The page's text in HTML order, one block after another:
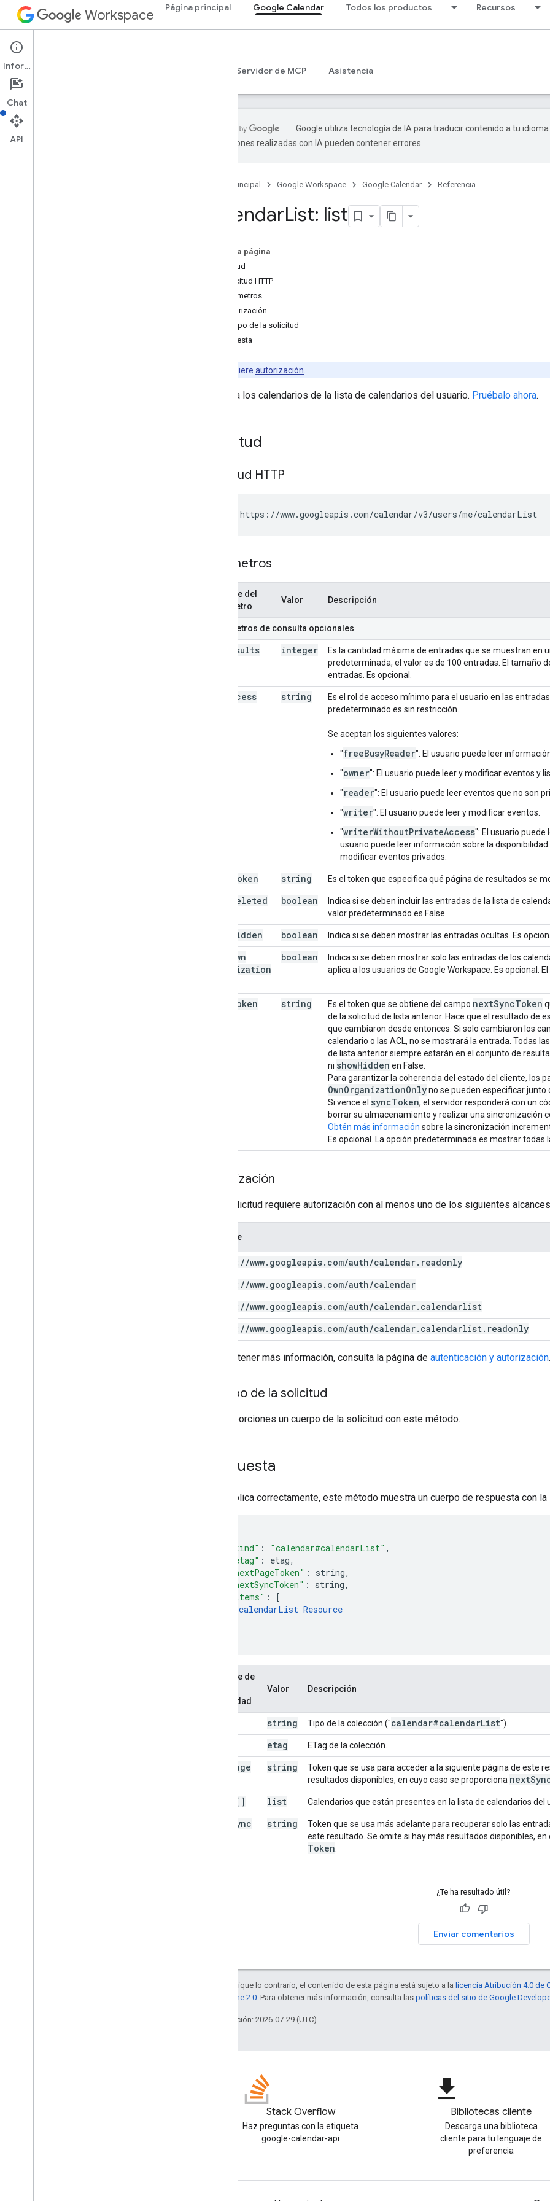
Workspace Página principal Google Calendar Todos los productos Recursos
Google Calendar
Descripción general Servidor de MCP Asistencia
Google utiliza tecnología de IA para traducir contenido a tu
traducciones realizadas con IA pueden contener errores.
Página principal Google Workspace Google Calendar Referencia
CalendarList: list
En esta página
Solicitud
Solicitud HTTP
Parámetros
Autorización
Cuerpo de la solicitud
Respuesta
Requiere autorización
Muestra los calendarios de la lista de calendarios del usuario. Pruébalo ahora.
Solicitud
Solicitud HTTP
GET https://www.googleapis.com/calendar/v3/users/me/calendarList
Parámetros
Nombre del
parámetro
Valor Descripción
Parámetros de consulta opcionales
Results integer
Es la cantidad máxima de entradas que se muestran en
predeterminada, el valor es de 100 entradas. El tamaño
entradas. Es opcional.
Access
string
Es el rol de acceso mínimo para el usuario en las
predeterminado es sin restricción.
Se aceptan los siguientes valores:
"freeBusyReader": El usuario puede leer
"owner": El usuario puede leer y modificar eventos y
"reader": El usuario puede leer eventos que no son
"writer": El usuario puede leer y modificar eventos.
"writerWithoutPrivateAccess": El usuario puede
usuario puede leer información sobre la
modificar eventos privados.
Token string Es el token que especifica qué página de resultados se
Deleted boolean
Indica si se deben incluir las entradas de la lista de
valor predeterminado es False.
Hidden boolean Indica si se deben mostrar las entradas ocultas. Es
Own
Organization
boolean
Indica si se deben mostrar solo las entradas de los
aplica a los usuarios de Google Workspace. Es opcional.
Token string Es el token que se obtiene del campo nextSyncToken
de la solicitud de lista anterior. Hace que el resultado de
que cambiaron desde entonces. Si solo cambiaron los
calendario o las ACL, no se mostrará la entrada. Todas
de lista anterior siempre estarán en el conjunto de
ni showHidden en False.
Para garantizar la coherencia del estado del cliente, los
OwnOrganizationOnlyno se pueden especificar junto
Si vence el syncToken, el servidor responderá con un
borrar su almacenamiento y realizar una sincronización
Obtén más información sobre la sincronización
Es opcional. La opción predeterminada es mostrar todas
Autorización
Esta solicitud requiere autorización con al menos uno de los siguientes
Alcance
https: //www. googleapis. com/auth/calendar. readonly
https: //www. googleapis. com/auth/calendar
https: //www. googleapis. com/auth/calendar. calendarlist
https: //www. googleapis. com/auth/calendar. calendarlist. readonly
Para obtener más información, consulta la página de autenticación y autorización.
Cuerpo de la solicitud
No proporciones un cuerpo de la solicitud con este método.
Respuesta
Si se aplica correctamente, este método muestra un cuerpo de respuesta con
"kind" : "calendar#calendarList" ,
"etag" : etag,
"nextPageToken" : string,
"nextSyncToken" : string,
"items" :
[
calendarList Resource
Nombre de
propiedad
Valor Descripción
string Tipo de la colección ("calendar#calendarList").
etag ETag de la colección.
Page
string
Token que se usa para acceder a la siguiente página de este
resultados disponibles, en cuyo caso se proporciona next
items[]
list Calendarios que están presentes en la lista de calendarios del
Sync
string
Token que se usa más adelante para recuperar solo las
este resultado. Se omite si hay más resultados disponibles,
Token
¿Te ha resultado útil?
Enviar comentarios
Salvo que se indique lo contrario, el contenido de esta página está sujeto a la licencia Atribución 4.0 de
licencia Apache 2.0 . Para obtener más información, consulta las políticas del sitio de Google
Última actualización: 2026-07-29 (UTC)
Stack Overflow
Haz preguntas con la etiqueta
google-calendar-api
file_download
Bibliotecas cliente
Descarga una biblioteca
cliente para tu lenguaje de
preferencia
Información
Chat
API